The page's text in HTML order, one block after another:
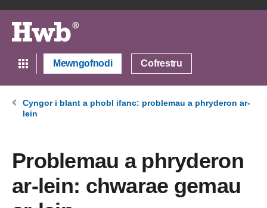
Mewngofnodi Cofrestru
Cyngor i blant a phobl ifanc: problemau a phryderon ar-
lein
Problemau a phryderon
ar-lein: chwarae gemau